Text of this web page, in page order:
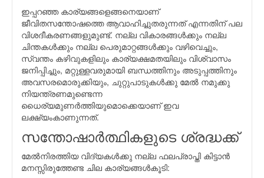
ഇപ്പറഞ്ഞ കാര്യങ്ങളെങ്ങനെയാണ്
ജീവിതസന്തോഷത്തെ ആവാഹിച്ചുതരുന്നത് എന്നതിന് പല
വിശദീകരണങ്ങളുമുണ്ട്. നല്ല വികാരങ്ങള്‍ക്കും നല്ല
ചിന്തകള്‍ക്കും നല്ല പെരുമാറ്റങ്ങള്‍ക്കും വഴിവെച്ചും,
സ്വന്തം കഴിവുകളിലും കാര്യക്ഷമതയിലും വിശ്വാസം
ജനിപ്പിച്ചും, മറ്റുള്ളവരുമായി ബന്ധത്തിനും അടുപ്പത്തിനും
അവസരമൊരുക്കിയും, ചുറ്റുപാടുകള്‍ക്കു മേല്‍ നമുക്കു
നിയന്ത്രണമുണ്ടെന്ന
ധൈര്യമുണര്‍ത്തിയുമൊക്കെയാണ് ഇവ
ലക്ഷ്യംകാണുന്നത്.
സന്തോഷാര്‍ത്ഥികളുടെ ശ്രദ്ധക്ക്
മേല്‍നിരത്തിയ വിദ്യകള്‍ക്കു നല്ല ഫലപ്രാപ്തി കിട്ടാന്‍
മനസ്സിരുത്തേണ്ട ചില കാര്യങ്ങള്‍കൂടി: